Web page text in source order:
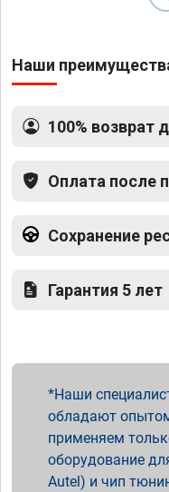
Наши
100% возврат
Оплата после
Сохранение
Гарантия 5 лет
Наши
обладают
применяем
оборудование
Autel) и чип